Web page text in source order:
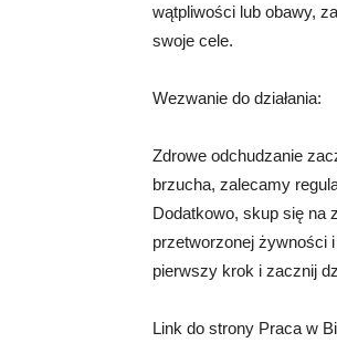
wątpliwości lub obawy,
swoje cele.
Wezwanie do działania:
Zdrowe odchudzanie
brzucha, zalecamy
Dodatkowo, skup się na
przetworzonej żywności
pierwszy krok i zacznij
Link do strony Praca w